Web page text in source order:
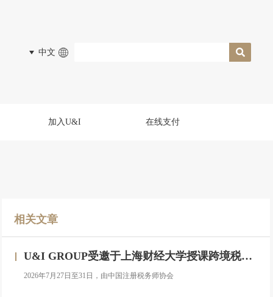
中文
加入U&I 在线支付
相关文章
U&I GROUP受邀于上海财经大学授课跨境税务合规与高净值人群财务税务服务专题研修班
2026年7月27日至31日，由中国注册税务师协会